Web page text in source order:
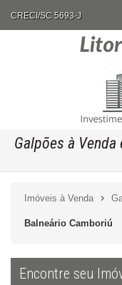
CRECI/SC 5693-J
Galpões à
Imóveis à Venda
Balneário Camboriú
Encontre seu